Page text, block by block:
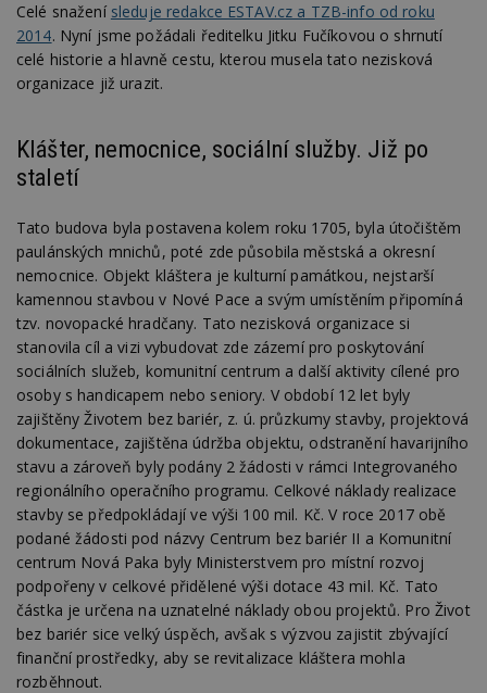
Celé snažení sleduje redakce ESTAV.cz a TZB-info od roku
2014. Nyní jsme požádali ředitelku Jitku Fučíkovou o shrnutí
celé historie a hlavně cestu, kterou musela tato nezisková
organizace již urazit.
Klášter, nemocnice, sociální služby. Již po
staletí
Tato budova byla postavena kolem roku 1705, byla útočištěm
paulánských mnichů, poté zde působila městská a okresní
nemocnice. Objekt kláštera je kulturní památkou, nejstarší
kamennou stavbou v Nové Pace a svým umístěním připomíná
tzv. novopacké hradčany. Tato nezisková organizace si
stanovila cíl a vizi vybudovat zde zázemí pro poskytování
sociálních služeb, komunitní centrum a další aktivity cílené pro
osoby s handicapem nebo seniory. V období 12 let byly
zajištěny Životem bez bariér, z. ú. průzkumy stavby, projektová
dokumentace, zajištěna údržba objektu, odstranění havarijního
stavu a zároveň byly podány 2 žádosti v rámci Integrovaného
regionálního operačního programu. Celkové náklady realizace
stavby se předpokládají ve výši 100 mil. Kč. V roce 2017 obě
podané žádosti pod názvy Centrum bez bariér II a Komunitní
centrum Nová Paka byly Ministerstvem pro místní rozvoj
podpořeny v celkové přidělené výši dotace 43 mil. Kč. Tato
částka je určena na uznatelné náklady obou projektů. Pro Život
bez bariér sice velký úspěch, avšak s výzvou zajistit zbývající
finanční prostředky, aby se revitalizace kláštera mohla
rozběhnout.